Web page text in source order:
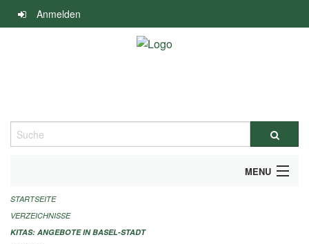
Navigation
überspringen
Anmelden
Suche
MENU
ALLGEMEINE INFORMATIONEN
IMPRESSUM
STARTSEITE
VERZEICHNISSE
KITAS: ANGEBOTE IN BASEL-STADT